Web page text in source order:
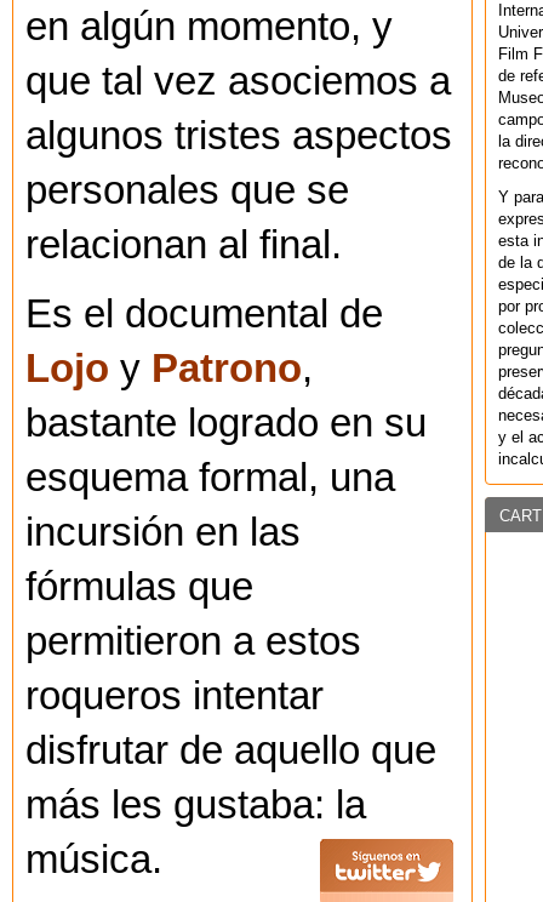
en algún momento, y
que tal vez asociemos a
algunos tristes aspectos
personales que se
relacionan al final.
Es el documental de
Lojo y Patrono,
bastante logrado en su
esquema formal, una
incursión en las
fórmulas que
permitieron a estos
roqueros intentar
disfrutar de aquello que
más les gustaba: la
música.
Film
de
la
Y
esta
de la
por
y el